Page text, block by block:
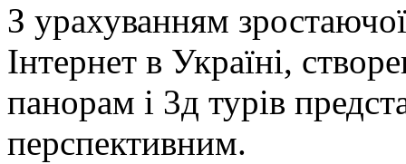
З урахуванням
Інтернет в Україні,
панорам і 3д турів
перспективним.